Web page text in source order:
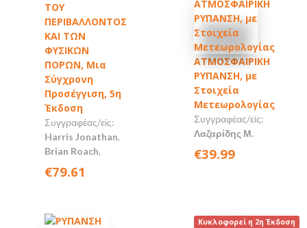
ΤΟΥ
ΠΕΡΙΒΑΛΛΟΝΤΟΣ
ΚΑΙ ΤΩΝ
ΦΥΣΙΚΩΝ
ΠΟΡΩΝ, Μια
Σύγχρονη
Προσέγγιση, 5η
Έκδοση
Συγγραφέας/είς:
Harris Jonathan,
Brian Roach,
€79.61
ΑΤΜΟΣΦΑΙΡΙΚΗ
ΡΥΠΑΝΣΗ, με
Στοιχεία
Μετεωρολογίας
Συγγραφέας/είς:
Λαζαρίδης Μ.
€39.99
Κυκλοφορεί η 2η Έκδοση